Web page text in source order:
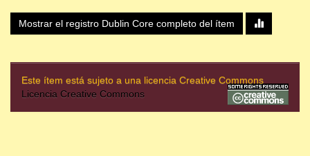
Mostrar el registro Dublin Core completo del ítem
Este ítem está sujeto a una licencia Creative Commons
Licencia Creative Commons